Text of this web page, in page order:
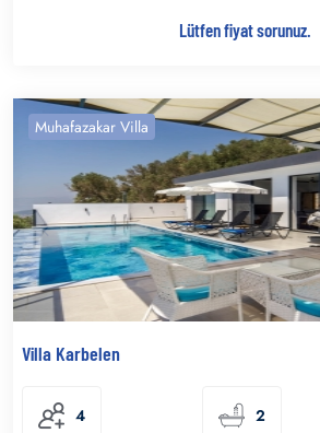
Lütfen fiyat sorunuz.
Muhafazakar Villa
Villa Karbelen
4 2